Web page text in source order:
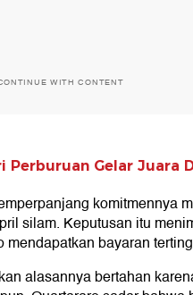
WITH CONTENT
Gelar Juara
komitmennya
silam. Keputusan itu
bayaran
alasannya bertahan